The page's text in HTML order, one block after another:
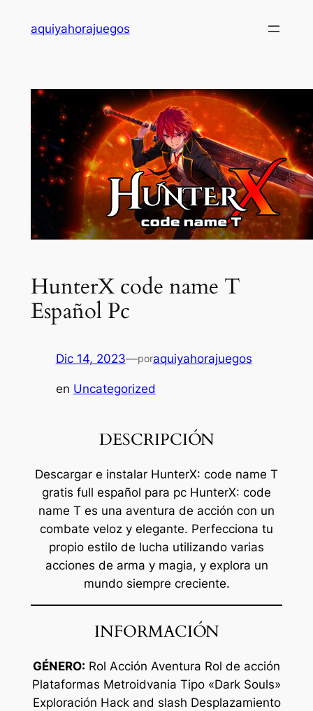
aquiyahorajuegos
HunterX code name T
Español Pc
Dic 14, 2023—poraquiyahorajuegos
en Uncategorized
DESCRIPCIÓN
Descargar e instalar HunterX: code name T
gratis full español para pc HunterX: code
name T es una aventura de acción con un
combate veloz y elegante. Perfecciona tu
propio estilo de lucha utilizando varias
acciones de arma y magia, y explora un
mundo siempre creciente.
INFORMACIÓN
GÉNERO: Rol Acción Aventura Rol de acción
Plataformas Metroidvania Tipo «Dark Souls»
Exploración Hack and slash Desplazamiento